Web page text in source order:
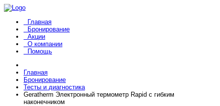
Главная
Бронирование
Акции
О компании
Помощь
Главная
Бронирование
Тесты и диагностика
Geratherm Электронный термометр Rapid с гибким
наконечником